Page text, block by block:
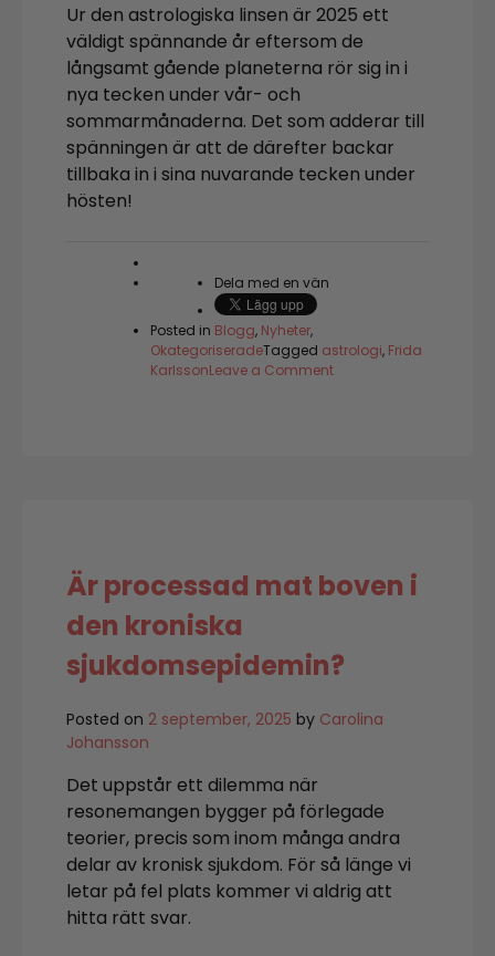
Ur den astrologiska linsen är 2025 ett
väldigt spännande år eftersom de
långsamt gående planeterna rör sig in i
nya tecken under vår- och
sommarmånaderna. Det som adderar till
spänningen är att de därefter backar
tillbaka in i sina nuvarande tecken under
hösten!
Dela med en vän
Posted in Blogg, Nyheter,
OkategoriseradeTagged astrologi, Frida
KarlssonLeave a Commenton
Är processad mat boven i
den kroniska
sjukdomsepidemin?
Posted on 2 september, 2025 by Carolina
Johansson
Det uppstår ett dilemma när
resonemangen bygger på förlegade
teorier, precis som inom många andra
delar av kronisk sjukdom. För så länge vi
letar på fel plats kommer vi aldrig att
hitta rätt svar.